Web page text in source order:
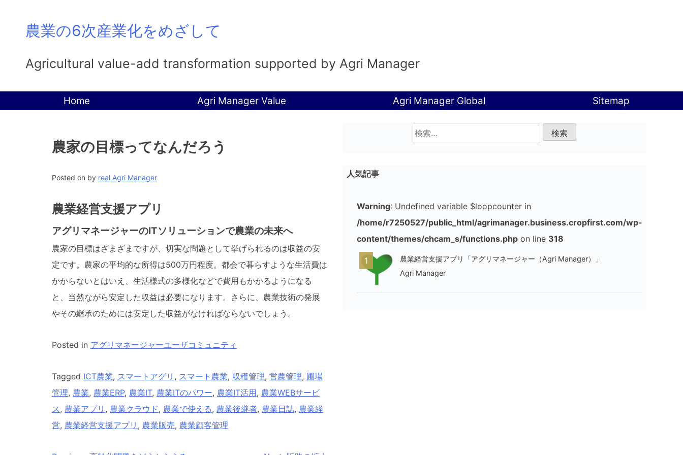
農業の6次産業化をめざして
Agricultural value-add transformation supported by Agri Manager
Home Agri Manager Value Agri Manager Global Sitemap
農家の目標ってなんだろう
Posted on by real Agri Manager
農業経営支援アプリ
アグリマネージャーのITソリューションで農業の未来へ
農家の目標はざまざまですが、切実な問題として挙げられるのは収益の安
定です。農家の平均的な所得は500万円程度。都会で暮らすような生活費は
かからないとはいえ、生活様式の多様化などで費用もかかるようになる
と、当然ながら安定した収益は必要になります。さらに、 農業技術の発展
やその継承のためには安定した収益がなければならないでしょう。
Posted in アグリマネージャーユーザコミュニティ
Tagged ICT農業, スマートアグリ , スマート農業, 収穫管理, 営農管理, 圃場
管理, 農業, 農業ERP, 農業IT, 農業ITのパワー, 農業IT活用, 農業WEBサービ
ス , 農業アプリ , 農業クラウド, 農業で使える, 農業後継者, 農業日誌, 農業経
営, 農業経営支援アプリ , 農業販売, 農業顧客管理
検
人気記事
Warning: Undefined variable $loopcounter in
/home/r7250527/public_html/agrimanager.business.cropfirst.com/wp-
content/themes/chcam_s/functions.php on line 318
1
農業経営支援アプリ「アグリマネージャー（Agri Manager）」
Agri Manager